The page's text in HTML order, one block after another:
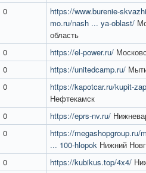
0
https://www.burenie-
mo.ru/nash ... ya-oblast/
область
0 https://el-power.ru/
0 https://unitedcamp.ru/
0
https://kapotcar.ru/kupit-
Нефтекамск
0 https://eprs-nv.ru/
0
https://megashopgroup.ru/
... 100-hlopok Нижний
0 https://kubikus.top/4x4/